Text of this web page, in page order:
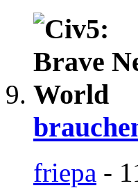
friepa -